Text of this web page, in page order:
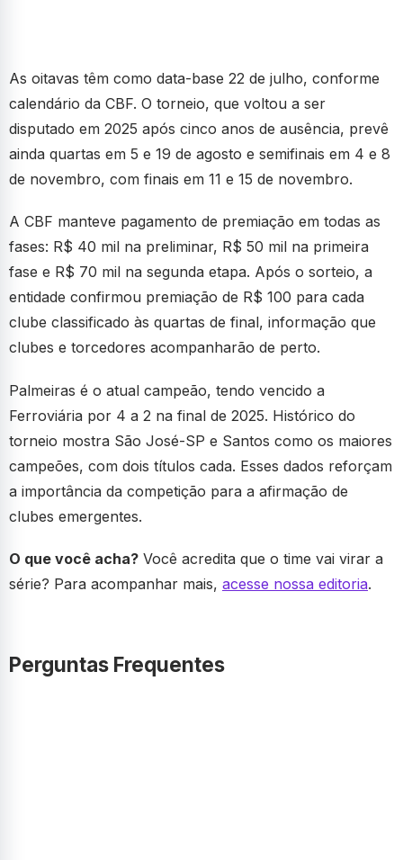
As oitavas têm como data-base 22 de julho, conforme
calendário da CBF. O torneio, que voltou a ser
disputado em 2025 após cinco anos de ausência, prevê
ainda quartas em 5 e 19 de agosto e semifinais em 4 e 8
de novembro, com finais em 11 e 15 de novembro.
A CBF manteve pagamento de premiação em todas as
fases: R$ 40 mil na preliminar, R$ 50 mil na primeira
fase e R$ 70 mil na segunda etapa. Após o sorteio, a
entidade confirmou premiação de R$ 100 para cada
clube classificado às quartas de final, informação que
clubes e torcedores acompanharão de perto.
Palmeiras é o atual campeão, tendo vencido a
Ferroviária por 4 a 2 na final de 2025. Histórico do
torneio mostra São José-SP e Santos como os maiores
campeões, com dois títulos cada. Esses dados reforçam
a importância da competição para a afirmação de
clubes emergentes.
O que você acha? Você acredita que o time vai virar a
série? Para acompanhar mais, acesse nossa editoria.
Perguntas Frequentes